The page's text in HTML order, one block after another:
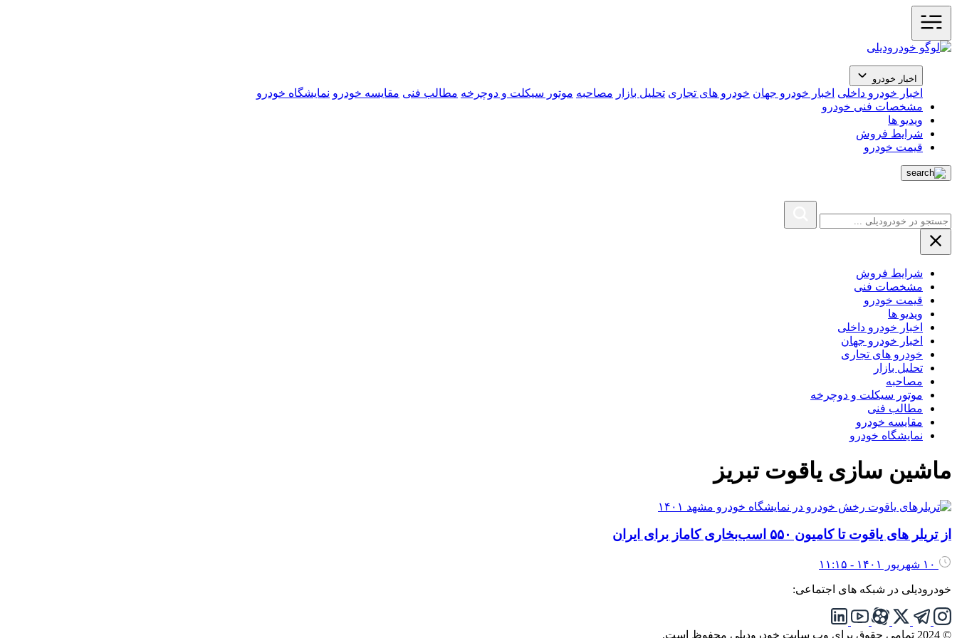
اخبار خودرو
اخبار خودرو داخلی اخبار خودرو جهان خودرو های تجاری تحلیل بازار مصاحبه موتور سیکلت و دوچرخه مطالب فنی مقایسه خودرو نمایشگاه خودرو
مشخصات فنی خودرو
ویدیو ها
شرایط فروش
قیمت خودرو
شرایط فروش
مشخصات فنی
قیمت خودرو
ویدیو ها
اخبار خودرو داخلی
اخبار خودرو جهان
خودرو های تجاری
تحلیل بازار
مصاحبه
موتور سیکلت و دوچرخه
مطالب فنی
مقایسه خودرو
نمایشگاه خودرو
ماشین سازی یاقوت تبریز
از تریلر های یاقوت تا کامیون ۵۵۰ اسب‌بخاری کاماز برای ایران
خودرودیلی در شبکه های اجتماعی:
© 2024 تمامی حقوق برای وب سایت خودرودیلی محفوظ است.